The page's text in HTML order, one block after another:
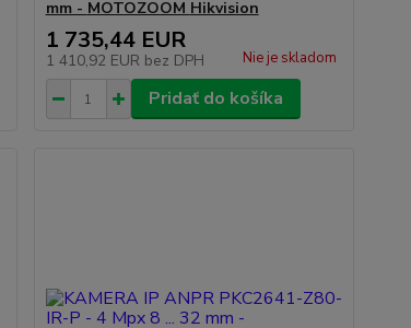
mm - MOTOZOOM Hikvision
1 735,44 EUR
1 410,92 EUR bez DPH Nie je skladom
Pridať do košíka